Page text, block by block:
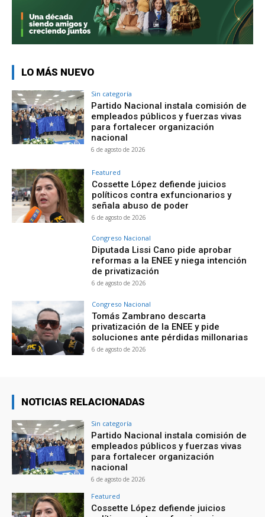
LO MÁS NUEVO
Sin categoría
Partido Nacional instala comisión de
empleados públicos y fuerzas vivas
para fortalecer organización
nacional
6 de agosto de 2026
Featured
Cossette López defiende juicios
políticos contra exfuncionarios y
señala abuso de poder
6 de agosto de 2026
Congreso Nacional
Diputada Lissi Cano pide aprobar
reformas a la ENEE y niega intención
de privatización
6 de agosto de 2026
Congreso Nacional
Tomás Zambrano descarta
privatización de la ENEE y pide
soluciones ante pérdidas millonarias
6 de agosto de 2026
NOTICIAS RELACIONADAS
Sin categoría
Partido Nacional instala comisión de
empleados públicos y fuerzas vivas
para fortalecer organización
nacional
6 de agosto de 2026
Featured
Cossette López defiende juicios